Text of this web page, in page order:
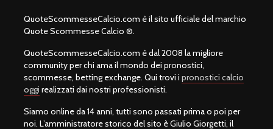
QuoteScommesseCalcio.com è il sito ufficiale del marchio
Quote Scommesse Calcio ®.
QuoteScommesseCalcio.com è dal 2008 la migliore
community per chi ama il mondo dei pronostici,
scommesse, betting exchange. Qui trovi i pronostici calcio
oggi realizzati dai nostri professionisti.
Siamo online da 14 anni, tutti sono passati prima o poi per
noi. L’amministratore storico del sito è Giulio Giorgetti, il